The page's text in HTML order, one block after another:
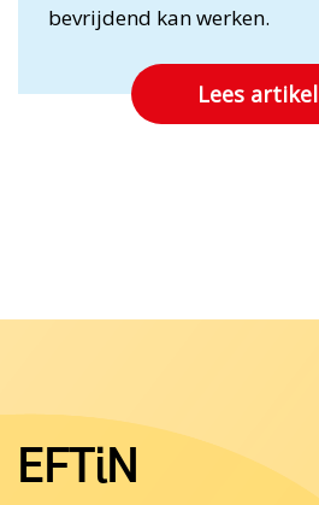
bevrijdend kan werken.
Lees artikel
EFTiN